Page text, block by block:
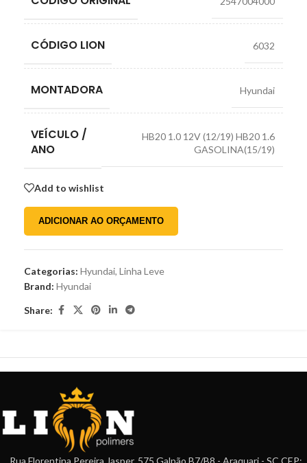
CÓDIGO LION 6032
MONTADORA Hyundai
VEÍCULO /
ANO
HB20 1.0 12V (12/19) HB20 1.6
GASOLINA(15/19)
Add to wishlist
ADICIONAR AO ORÇAMENTO
Categorias: Hyundai, Linha Leve
Brand: Hyundai
Share: